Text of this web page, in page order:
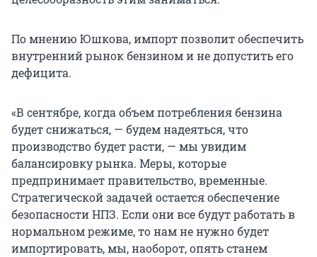
По мнению Юшкова, импорт позволит обеспечить
внутренний рынок бензином и не допустить его
дефицита.
«В сентябре, когда объем потребления бензина
будет снижаться, — будем надеяться, что
производство будет расти, — мы увидим
балансировку рынка. Меры, которые
предпринимает правительство, временные.
Стратегической задачей остается обеспечение
безопасности НПЗ. Если они все будут работать в
нормальном режиме, то нам не нужно будет
импортировать, мы, наоборот, опять станем